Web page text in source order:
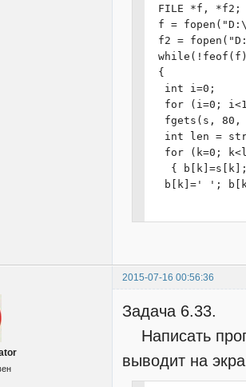
printf("|
Film = Start;
for (int i=0;
{
Film = Film-
void Find
for (int i=0;
{
  int yes = 0;
if (yes ==
Film = Film-
FILE *f, *f2;
f =
f2 =
{
  int i=0;
for (i=0;
fgets(s, 80,
int len =
for (k=0;
{
b[k]=' ';
fputs(b,
}
fclose(f2);
2015-07-16 00:56:36
Задача 6.33.
Написать
выводит на